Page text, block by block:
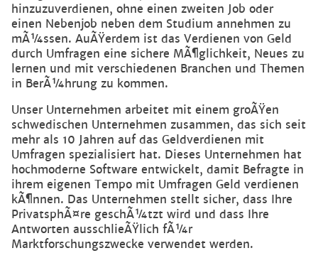
hinzuzuverdienen, ohne einen zweiten Job oder
einen Nebenjob neben dem Studium annehmen zu
mÃ¼ssen. AuÃŸerdem ist das Verdienen von Geld
durch Umfragen eine sichere MÃ¶glichkeit, Neues zu
lernen und mit verschiedenen Branchen und Themen
in BerÃ¼hrung zu kommen.
Unser Unternehmen arbeitet mit einem groÃŸen
schwedischen Unternehmen zusammen, das sich seit
mehr als 10 Jahren auf das Geldverdienen mit
Umfragen spezialisiert hat. Dieses Unternehmen hat
hochmoderne Software entwickelt, damit Befragte in
ihrem eigenen Tempo mit Umfragen Geld verdienen
kÃ¶nnen. Das Unternehmen stellt sicher, dass Ihre
PrivatsphÃ¤re geschÃ¼tzt wird und dass Ihre
Antworten ausschlieÃŸlich fÃ¼r
Marktforschungszwecke verwendet werden.